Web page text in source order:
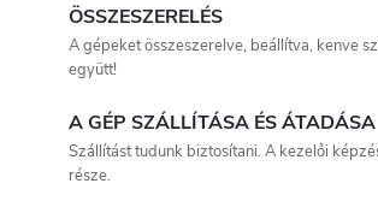
ÖSSZESZERELÉS
A gépeket összeszerelve, beállítva, kenve
együtt!
A GÉP SZÁLLÍTÁSA ÉS ÁTADÁSA
Szállítást tudunk biztosítani. A kezelői
része.